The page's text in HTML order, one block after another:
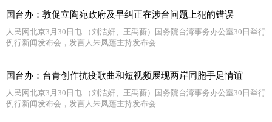
国台办：敦促立陶宛政府及早纠正在涉台问题上犯的错误
人民网北京3月30日电 （刘洁妍、王禹蘅）国务院台湾事务办公室30日举行
例行新闻发布会，发言人朱凤莲主持发布会
国台办：台青创作抗疫歌曲和短视频展现两岸同胞手足情谊
人民网北京3月30日电 （刘洁妍、王禹蘅）国务院台湾事务办公室30日举行
例行新闻发布会，发言人朱凤莲主持发布会